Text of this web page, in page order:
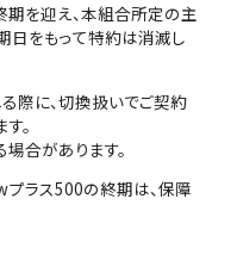
を迎え、本組合所定の主
日をもって特約は消滅し
際に、切換扱いでご契約
。
合があります。
ラス500の終期は、保障